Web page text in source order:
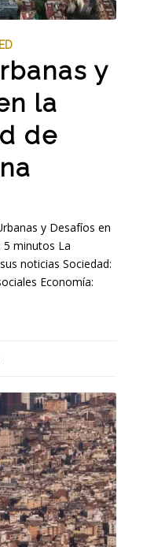
y
la
de
y Desafíos en
5 minutos La
noticias Sociedad:
Economía: